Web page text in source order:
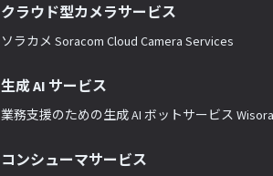
クラウド型カメラサービス
ソラカメ Soracom Cloud Camera Services
生成 AI サービス
業務支援のための生成 AI ボットサービス Wisora
コンシューマサービス